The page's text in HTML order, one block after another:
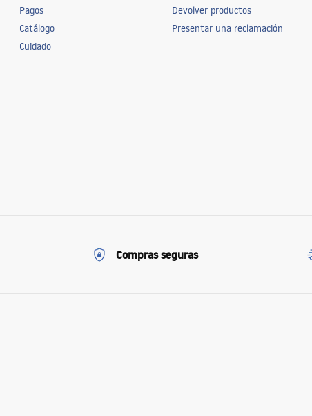
Pagos
Catálogo
Cuidado
Devolver productos
Presentar una reclamación
Compras seguras